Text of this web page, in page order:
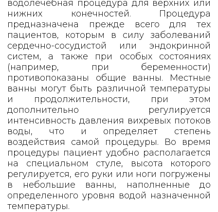
водолечебная процедура для верхних или
нижних конечностей. Процедура
предназначена прежде всего для тех
пациентов, которым в силу заболеваний
сердечно-сосудистой или эндокринной
систем, а также при особых состояниях
(например, при беременности)
противопоказаны общие ванны. Местные
ванны могут быть различной температуры
и продолжительности, при этом
дополнительно регулируется
интенсивность давления вихревых потоков
воды, что и определяет степень
воздействия самой процедуры. Во время
процедуры пациент удобно располагается
на специальном стуле, высота которого
регулируется, его руки или ноги погружены
в небольшие ванны, наполненные до
определенного уровня водой назначенной
температуры.